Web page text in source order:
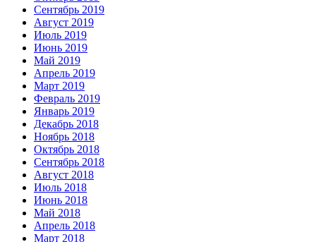
Сентябрь 2019
Август 2019
Июль 2019
Июнь 2019
Май 2019
Апрель 2019
Март 2019
Февраль 2019
Январь 2019
Декабрь 2018
Ноябрь 2018
Октябрь 2018
Сентябрь 2018
Август 2018
Июль 2018
Июнь 2018
Май 2018
Апрель 2018
Март 2018